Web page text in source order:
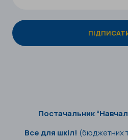
Постачальник
Все для шкіл! (бюджетних